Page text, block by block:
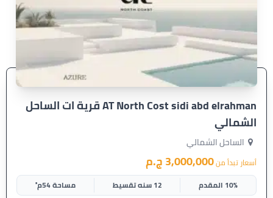
AT North Cost sidi abd elrahman قرية ات الساحل
الشمالي
الساحل الشمالي
أسعار تبدأ من3,000,000 ج.م
10% المقدم 12 سنه تقسيط مساحة 54م²